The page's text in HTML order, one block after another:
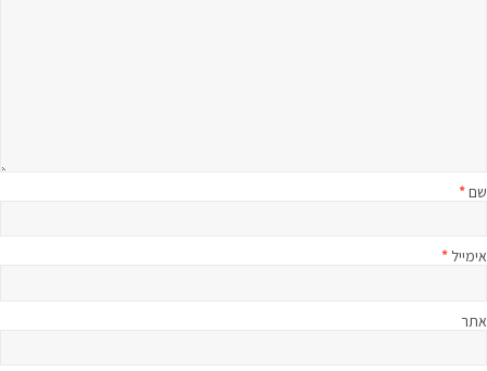
שם*
אימייל *
אתר